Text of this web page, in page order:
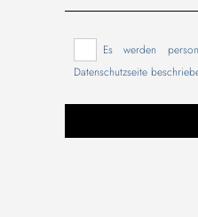
Es werden
Datenschutzseite